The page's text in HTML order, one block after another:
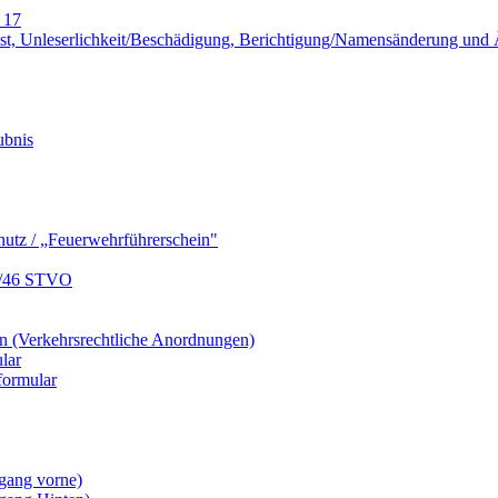
17
Unleserlichkeit/Beschädigung, Berichtigung/Namensänderung
/ „Feuerwehrführerschein"
46 STVO
(Verkehrsrechtliche Anordnungen)
vorne)